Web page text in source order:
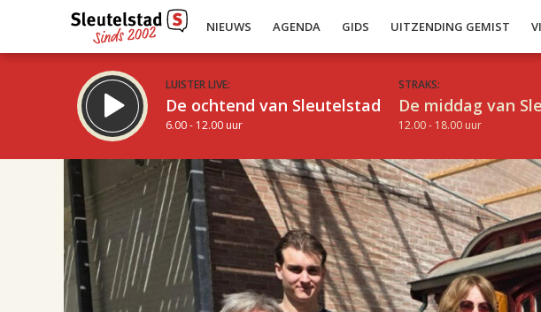
NIEUWS AGENDA GIDS UITZENDING GEMIST
LUISTER LIVE:
De ochtend van Sleutelstad
6.00 - 12.00 uur
STRAKS:
De middag van
12.00 - 18.00 uur
10.00
Inklappen